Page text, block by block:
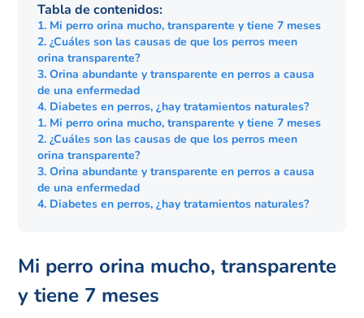
Tabla de contenidos:
1. Mi perro orina mucho, transparente y tiene 7 meses
2. ¿Cuáles son las causas de que los perros meen
orina transparente?
3. Orina abundante y transparente en perros a causa
de una enfermedad
4. Diabetes en perros, ¿hay tratamientos naturales?
1. Mi perro orina mucho, transparente y tiene 7 meses
2. ¿Cuáles son las causas de que los perros meen
orina transparente?
3. Orina abundante y transparente en perros a causa
de una enfermedad
4. Diabetes en perros, ¿hay tratamientos naturales?
Mi perro orina mucho, transparente
y tiene 7 meses